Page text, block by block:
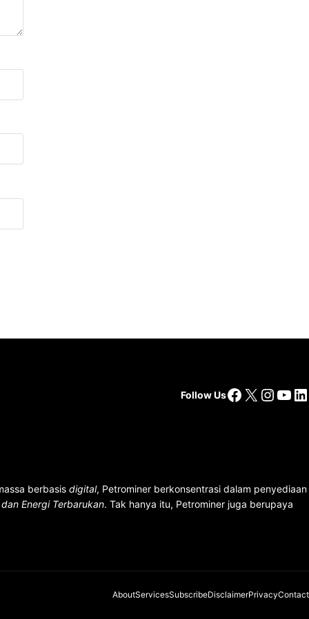
Follow UsFacebook
X
berbasis digital, Petrominer berkonsentrasi dalam penyediaan
Energi Terbarukan. Tak hanya itu, Petrominer juga berupaya
AboutServicesSubscribeDisclaimerPrivacyContact